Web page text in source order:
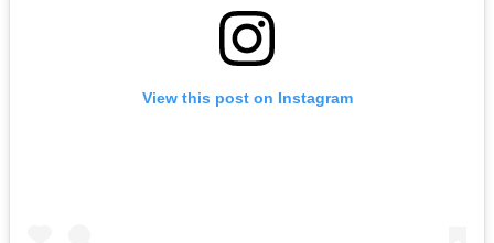
View this post on Instagram